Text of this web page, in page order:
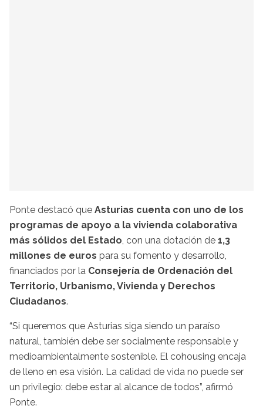
Ponte destacó que Asturias cuenta con uno de los
programas de apoyo a la vivienda colaborativa
más sólidos del Estado, con una dotación de 1,3
millones de euros para su fomento y desarrollo,
financiados por la Consejería de Ordenación del
Territorio, Urbanismo, Vivienda y Derechos
Ciudadanos.
“Si queremos que Asturias siga siendo un paraíso
natural, también debe ser socialmente responsable y
medioambientalmente sostenible. El cohousing encaja
de lleno en esa visión. La calidad de vida no puede ser
un privilegio: debe estar al alcance de todos”, afirmó
Ponte.